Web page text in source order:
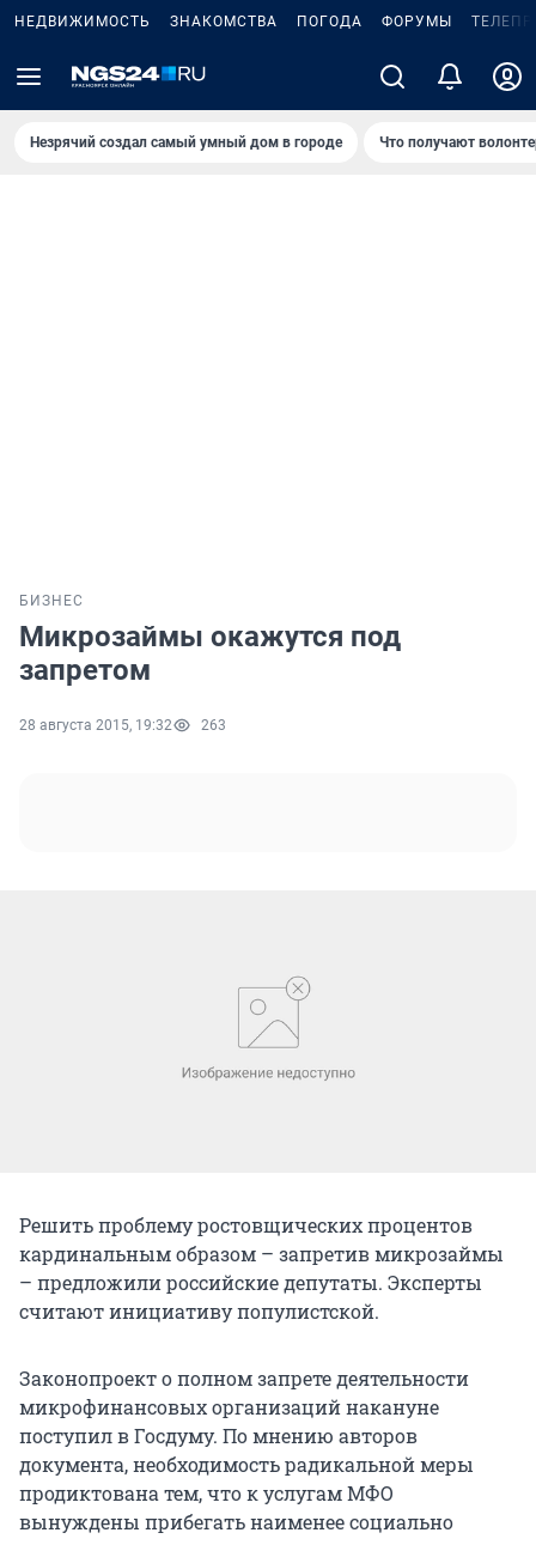
НЕДВИЖИМОСТЬ ЗНАКОМСТВА ПОГОДА ФОРУМЫ
Незрячий создал самый умный дом в городе Что получают
БИЗНЕС
Микрозаймы окажутся под
запретом
28 августа 2015, 19:32 263
Решить проблему ростовщических процентов
кардинальным образом – запретив микрозаймы
– предложили российские депутаты. Эксперты
считают инициативу популистской.
Законопроект о полном запрете деятельности
микрофинансовых организаций накануне
поступил в Госдуму. По мнению авторов
документа, необходимость радикальной меры
продиктована тем, что к услугам МФО
вынуждены прибегать наименее социально